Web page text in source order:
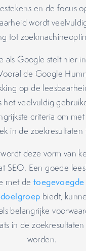
en de focus
wordt
tot
als Google stelt hier
de Google
op de
het veelvuldig
criteria om
in de zoekresultaten
deze vorm van
SEO. Een goede
met de toegevoegde
doelgroep biedt,
belangrijke
in de
worden.